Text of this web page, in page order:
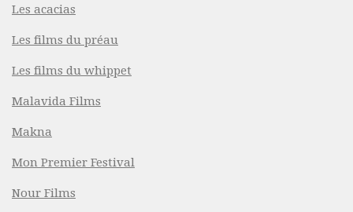
Les acacias
Les films du préau
Les films du whippet
Malavida Films
Makna
Mon Premier Festival
Nour Films